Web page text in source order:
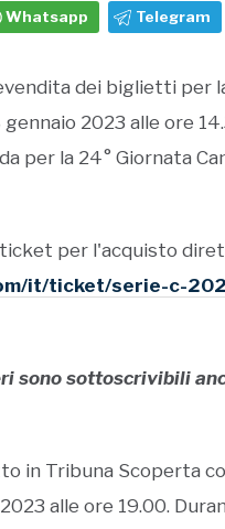
Whatsapp Telegram
dei biglietti per
2023 alle ore
per la 24° Giornata
per l'acquisto
it/ticket/serie-c-
sono sottoscrivibili
in Tribuna Scoperta
alle ore 19.00.